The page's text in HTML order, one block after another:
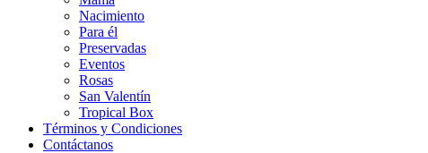
Nacimiento
Para él
Preservadas
Eventos
Rosas
San Valentín
Tropical Box
Términos y Condiciones
Contáctanos